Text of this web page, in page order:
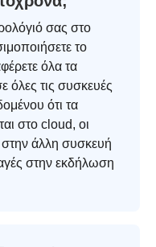
σας στο
το
όλα τα
όλες τις συσκευές
ότι τα
στο cloud, οι
άλλη συσκευή
στην εκδήλωση